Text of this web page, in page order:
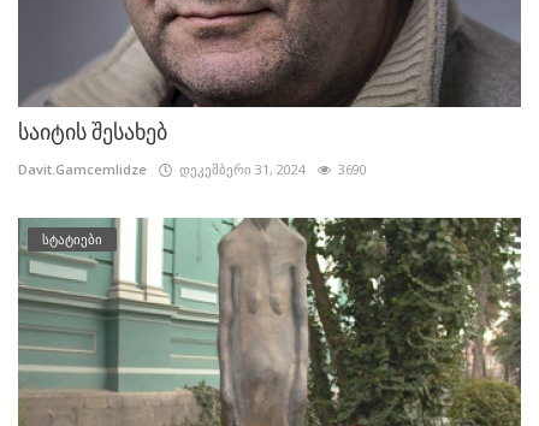
საიტის შესახებ
Davit.Gamcemlidze დეკემბერი 31, 2024 3690
სტატიები